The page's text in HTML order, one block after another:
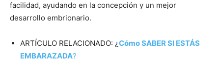
facilidad, ayudando en la concepción y un mejor
desarrollo embrionario.
ARTÍCULO RELACIONADO: ¿Cómo SABER SI ESTÁS
EMBARAZADA?